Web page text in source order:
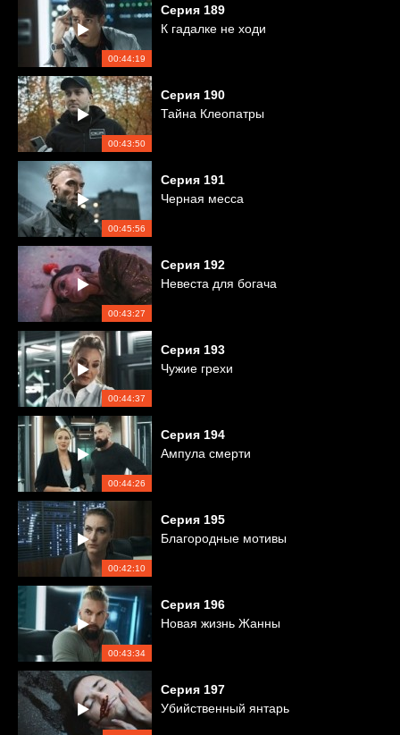
00:44:19
Серия 189
К гадалке не ходи
00:43:50
Серия 190
Тайна Клеопатры
00:45:56
Серия 191
Черная месса
00:43:27
Серия 192
Невеста для богача
00:44:37
Серия 193
Чужие грехи
00:44:26
Серия 194
Ампула смерти
00:42:10
Серия 195
Благородные мотивы
00:43:34
Серия 196
Новая жизнь Жанны
Серия 197
Убийственный янтарь